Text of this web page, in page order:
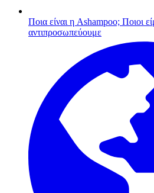
Ποια είναι η Ashampoo; Ποιοι
αντιπροσωπεύουμε